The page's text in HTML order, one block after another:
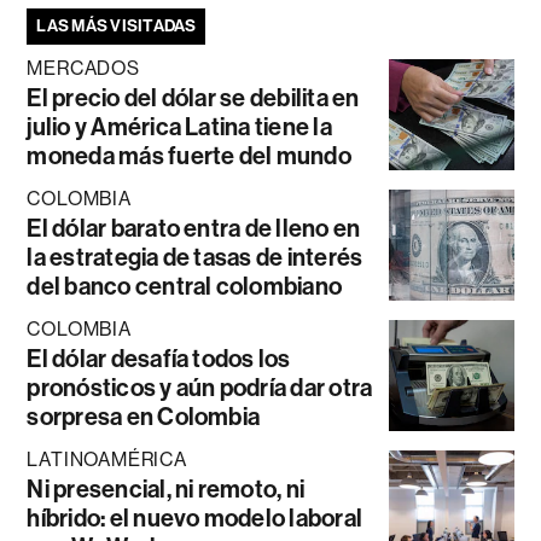
LAS MÁS VISITADAS
MERCADOS
El precio del dólar se debilita en
julio y América Latina tiene la
moneda más fuerte del mundo
COLOMBIA
El dólar barato entra de lleno en
la estrategia de tasas de interés
del banco central colombiano
COLOMBIA
El dólar desafía todos los
pronósticos y aún podría dar otra
sorpresa en Colombia
LATINOAMÉRICA
Ni presencial, ni remoto, ni
híbrido: el nuevo modelo laboral